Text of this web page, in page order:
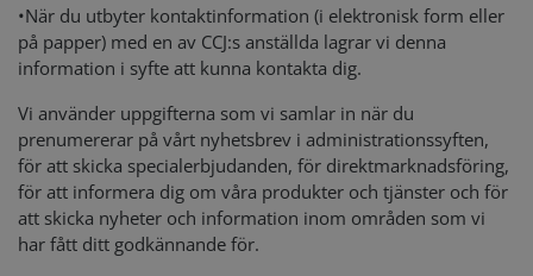
•När du utbyter kontaktinformation (i elektronisk form eller
på papper) med en av CCJ:s anställda lagrar vi denna
information i syfte att kunna kontakta dig.
Vi använder uppgifterna som vi samlar in när du
prenumererar på vårt nyhetsbrev i administrationssyften,
för att skicka specialerbjudanden, för direktmarknadsföring,
för att informera dig om våra produkter och tjänster och för
att skicka nyheter och information inom områden som vi
har fått ditt godkännande för.